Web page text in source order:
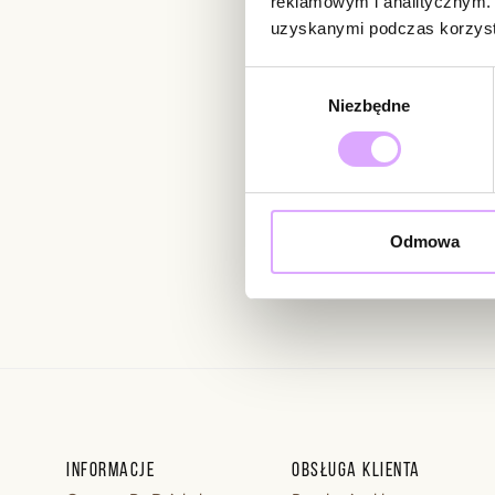
uzyskanymi podczas
Niezbędne
Odmowa
Wprowadzając i
Informacje Obsługa klienta